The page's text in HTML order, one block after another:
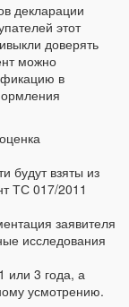
декларации
этот
доверять
можно
в
будут взяты из
ТС 017/2011
заявителя
исследования
или 3 года, а
усмотрению.